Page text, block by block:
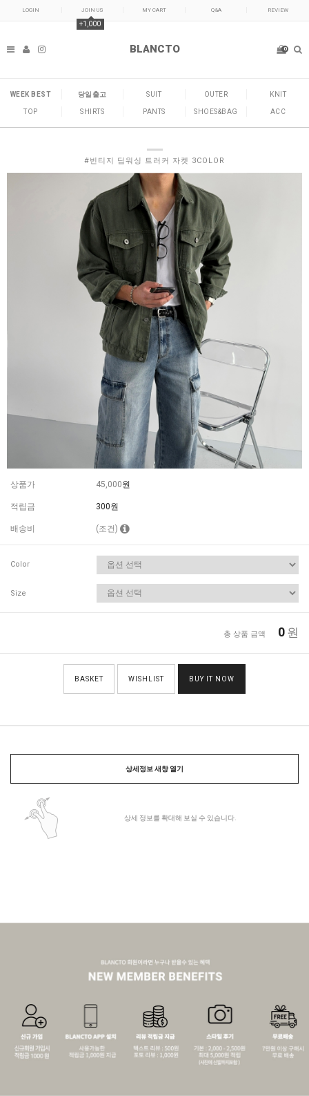
LOGIN JOIN US
+1,000
MY CART Q&A REVIEW
BLANCTO 0
WEEK BEST 당일출고 SUIT OUTER KNIT
TOP SHIRTS PANTS SHOES&BAG ACC
#빈티지 딥워싱 트러커 자켓 3COLOR
상품가 45,000원
적립금 300원
배송비 (조건)
Color
Size
총 상품 금액 0 원
BASKET WISHLIST BUY IT NOW
상세정보 새창 열기
상세 정보를 확대해 보실 수 있습니다.